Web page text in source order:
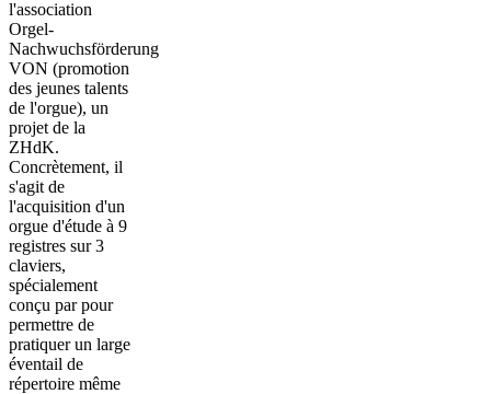
l'association
Orgel-
Nachwuchsförderung
VON (promotion
des jeunes talents
de l'orgue), un
projet de la
ZHdK.
Concrètement, il
s'agit de
l'acquisition d'un
orgue d'étude à 9
registres sur 3
claviers,
spécialement
conçu par pour
permettre de
pratiquer un large
éventail de
répertoire même